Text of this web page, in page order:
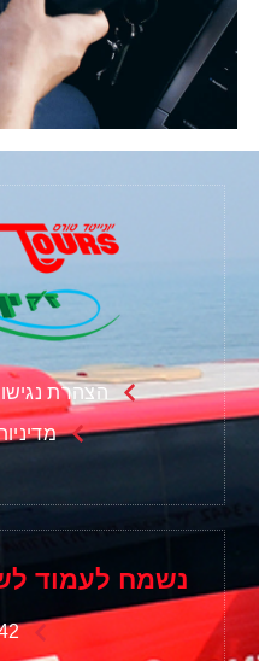
הצהרת
נשמח לעמוד